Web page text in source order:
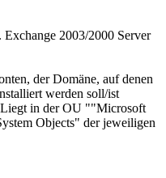
Exchange 2003/2000 Server
der Domäne, auf denen
werden soll/ist
in der OU ""Microsoft
Objects" der jeweiligen